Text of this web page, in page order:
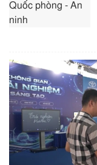
Quốc phòng - An
ninh